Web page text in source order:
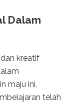
Dalam
kreatif
maju ini,
telah